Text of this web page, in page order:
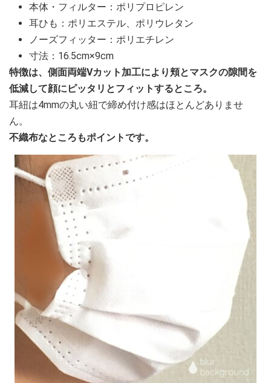
本体・フィルター：ポリプロピレン
耳ひも：ポリエステル、ポリウレタン
ノーズフィッター：ポリエチレン
寸法：16.5cm×9cm
特徴は、側面両端Vカット加工により頬とマスクの隙間を
低減して顔にピッタリとフィットするところ。
耳紐は4mmの丸い紐で締め付け感はほとんどありませ
ん。
不織布なところもポイントです。